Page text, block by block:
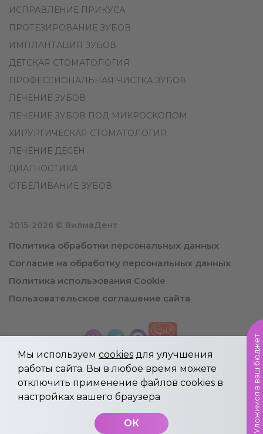
ИСПРАВЛЕНИЕ ПРИКУСА
ПРОТЕЗИРОВАНИЕ ЗУБОВ
ИМПЛАНТАЦИЯ ЗУБОВ
ДЕТСКАЯ СТОМАТОЛОГИЯ
ПРОФЕССИОНАЛЬНАЯ ЧИСТКА ЗУБОВ
ЛЕЧЕНИЕ ЗУБОВ
ЛЕЧЕНИЕ ЗУБОВ ПОД МИКРОСКОПОМ
ХИРУРГИЧЕСКАЯ СТОМАТОЛОГИЯ
ЛЕЧЕНИЕ ДЕСЕН
ДИАГНОСТИКА
ОТБЕЛИВАНИЕ ЗУБОВ
2015-2026 © ВилмаДент
Политика обработки персональных данных
Согласие на обработку персональных данных
Политика использования Cookie
Пользовательское соглашение сайта
Уложимся в ваш бюджет
Информация, указанная на сайте не является
публичной офертой.
Имеются противопоказания, необходима
консультация специалиста.
Мы используем cookies для улучшения
работы сайта. Вы в любое время можете
отключить применение файлов cookies в
настройках вашего браузера
ОК